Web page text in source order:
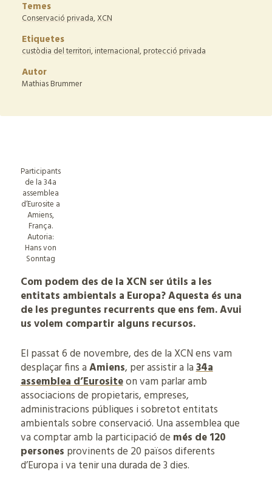
Temes
Conservació privada,XCN
Etiquetes
custòdia del territori,internacional,protecció privada
Autor
Mathias Brummer
Participants
de la 34a
assemblea
d’Eurosite a
Amiens,
França.
Autoria:
Hans von
Sonntag
Com podem des de la XCN ser útils a les
entitats ambientals a Europa? Aquesta és una
de les preguntes recurrents que ens fem. Avui
us volem compartir alguns recursos.
El passat 6 de novembre, des de la XCN ens vam
desplaçar fins aAmiens, per assistir a la34a
assemblea d’Eurositeon vam parlar amb
associacions de propietaris, empreses,
administracions públiques i sobretot entitats
ambientals sobre conservació. Una assemblea que
va comptar amb la participació de més de 120
persones provinents de 20 països diferents
d’Europa i va tenir una durada de 3 dies.